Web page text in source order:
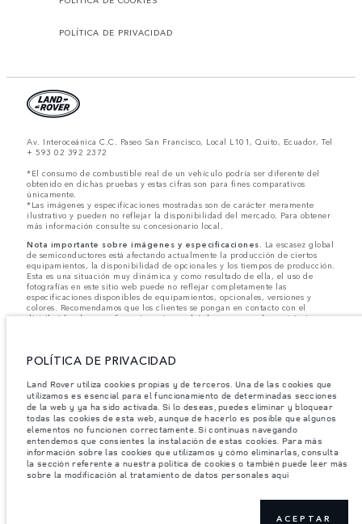
POLÍTICA DE PRIVACIDAD
Av. Interoceánica C.C. Paseo San Francisco, Local L101, Quito, Ecuador, Tel
+ 593 02 392 2372
*El consumo de combustible real de un vehículo podría ser diferente del
obtenido en dichas pruebas y estas cifras son para fines comparativos
únicamente.
*Las imágenes y especificaciones mostradas son de carácter meramente
ilustrativo y pueden no reflejar la disponibilidad del mercado. Para obtener
más información consulte su concesionario local.
Nota importante sobre imágenes y especificaciones.
La escasez global
de semiconductores está afectando actualmente la producción de ciertos
equipamientos, la disponibilidad de opcionales y los tiempos de producción.
Esta es una situación muy dinámica y como resultado de ella, el uso de
fotografías en este sitio web puede no reflejar completamente las
especificaciones disponibles de equipamientos, opcionales, versiones y
colores. Recomendamos que los clientes se pongan en contacto con el
distribuidor de su preferencia, quien podrá dar a conocer las restricciones
Jaguar Land Rover Limited busca constantemente nuevas formas de mejorar
accesorios, por lo que se producen modificaciones de forma continua y sin
previo aviso. Según el modelo, algunas funciones serán opcionales o
vendrán incluidas de serie. La información, las especificaciones, los motores
y los colores que aparecen en esta página web se basan en las
especificaciones europeas. Estos pueden variar en función del mercado y
pueden ser modificados sin previo aviso. Algunos vehículos se muestran con
equipamiento opcional y accesorios originales que pueden no estar
disponibles en todos los mercados. Ponte en contacto con tu concesionario
local para consultar disponibilidad y precios.
Cargas Máximas por Eje no se excedan al cargar el vehículo con accesorios,
POLÍTICA DE PRIVACIDAD
Land Rover utiliza cookies propias y de terceros. Una de las cookies que
utilizamos es esencial para el funcionamiento de determinadas secciones
de la web y ya ha sido activada. Si lo deseas, puedes eliminar y bloquear
todas las cookies de esta web, aunque de hacerlo es posible que algunos
elementos no funcionen correctamente. Si continuas navegando
entendemos que consientes la instalación de estas cookies. Para más
información sobre las cookies que utilizamos y cómo eliminarlas, consulta
la sección referente a nuestra política de cookies o también puede leer más
sobre la modificación al tratamiento de datos personales aquí
ACEPTAR